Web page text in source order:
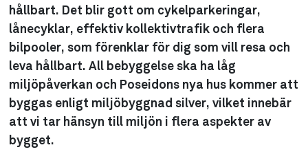
hållbart. Det blir gott om cykelparkeringar,
lånecyklar, effektiv kollektivtrafik och flera
bilpooler, som förenklar för dig som vill resa och
leva hållbart. All bebyggelse ska ha låg
miljöpåverkan och Poseidons nya hus kommer att
byggas enligt miljöbyggnad silver, vilket innebär
att vi tar hänsyn till miljön i flera aspekter av
bygget.